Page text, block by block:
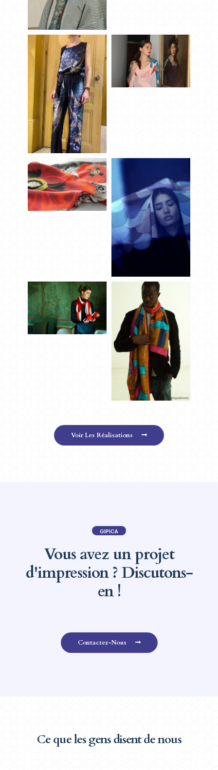
Voir Les Réalisations
GIPICA
Vous avez un projet
d'impression ? Discutons-
en !
Contactez-Nous
Ce que les gens disent de nous